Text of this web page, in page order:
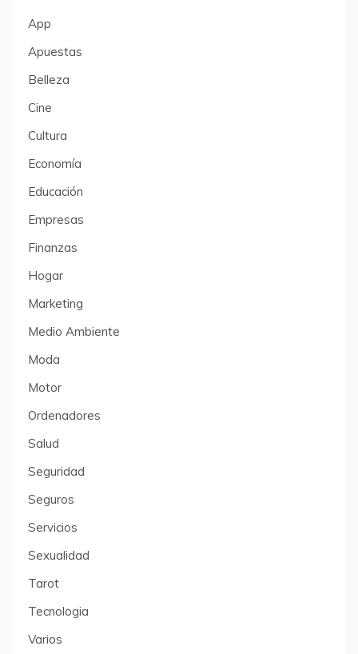
App
Apuestas
Belleza
Cine
Cultura
Economía
Educación
Empresas
Finanzas
Hogar
Marketing
Medio Ambiente
Moda
Motor
Ordenadores
Salud
Seguridad
Seguros
Servicios
Sexualidad
Tarot
Tecnologia
Varios